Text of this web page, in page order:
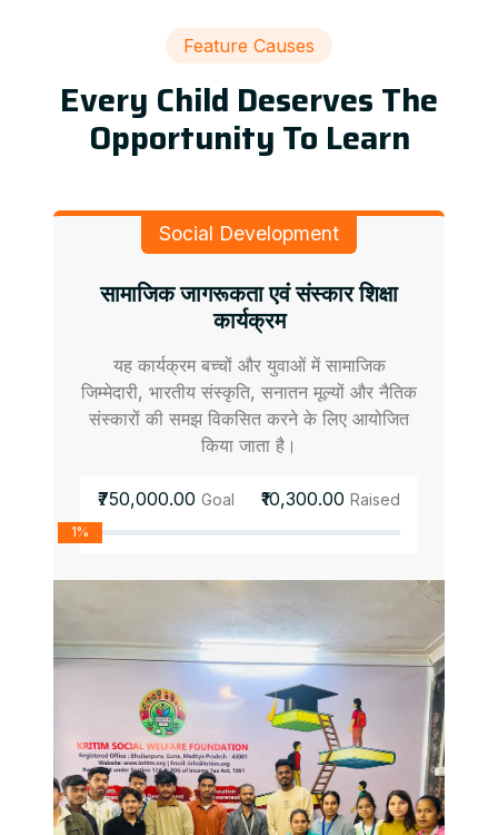
Feature Causes
Every Child Deserves The
Opportunity To Learn
Social Development
सामाजिक जागरूकता एवं संस्कार शिक्षा
कार्यक्रम
यह कार्यक्रम बच्चों और युवाओं में सामाजिक
जिम्मेदारी, भारतीय संस्कृति, सनातन मूल्यों और नैतिक
संस्कारों की समझ विकसित करने के लिए आयोजित
किया जाता है।
₹750,000.00 Goal ₹10,300.00 Raised
1%